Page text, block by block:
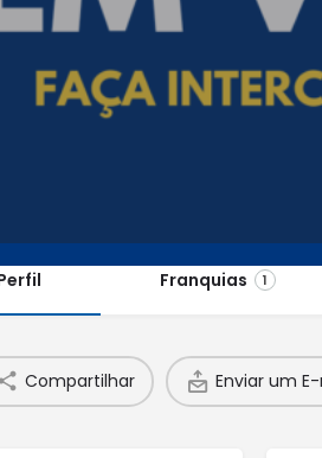
Franquias 1
Compartilhar Enviar um